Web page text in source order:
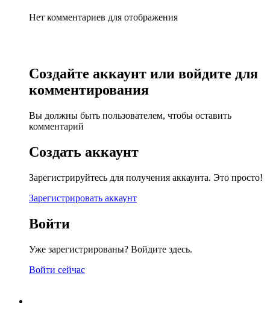
Нет комментариев для отображения
Создайте аккаунт или войдите для
комментирования
Вы должны быть пользователем, чтобы оставить
комментарий
Создать аккаунт
Зарегистрируйтесь для получения аккаунта. Это просто!
Зарегистрировать аккаунт
Войти
Уже зарегистрированы? Войдите здесь.
Войти сейчас